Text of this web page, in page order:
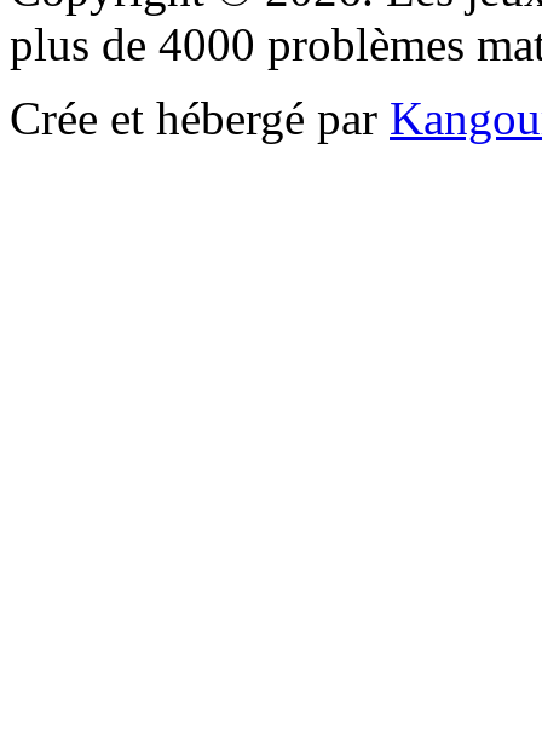
plus de 4000 problèmes
Crée et hébergé par